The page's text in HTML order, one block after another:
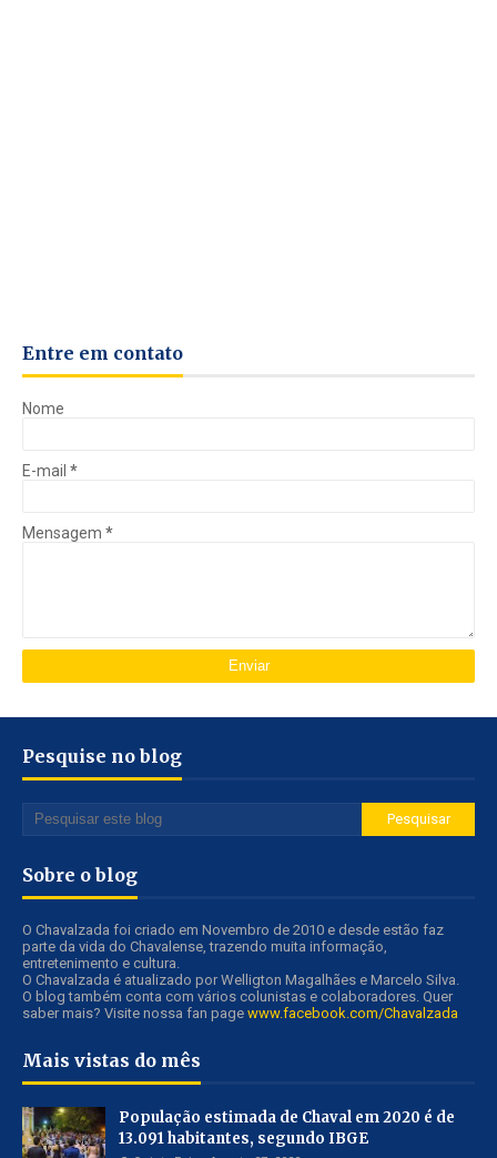
Entre em contato
Nome
E-mail *
Mensagem *
Pesquise no blog
Sobre o blog
O Chavalzada foi criado em Novembro de 2010 e desde estão faz
parte da vida do Chavalense, trazendo muita informação,
entretenimento e cultura.
O Chavalzada é atualizado por Welligton Magalhães e Marcelo Silva.
O blog também conta com vários colunistas e colaboradores. Quer
saber mais? Visite nossa fan page www.facebook.com/Chavalzada
Mais vistas do mês
População estimada de Chaval em 2020 é de
13.091 habitantes, segundo IBGE